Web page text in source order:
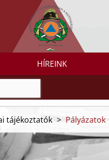
HÍREINK
tájékoztatók > Pályázatok